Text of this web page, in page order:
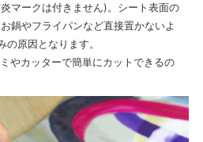
マークは付きません)。シート表面の
鍋やフライパンなど直接置かないよ
の原因となります。
やカッターで簡単にカットできるの